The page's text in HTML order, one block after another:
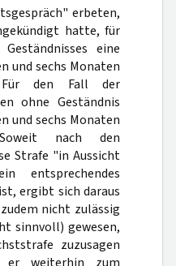
erbeten,
hatte, für
eine
und sechs Monaten
den Fall der
ohne Geständnis
und sechs Monaten
nach den
Strafe "in Aussicht
entsprechendes
ergibt sich daraus
nicht zulässig
sinnvoll) gewesen,
zuzusagen